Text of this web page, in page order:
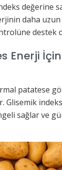
değerine
daha uzun
destek
Enerji
patatese
Glisemik
sağlar ve